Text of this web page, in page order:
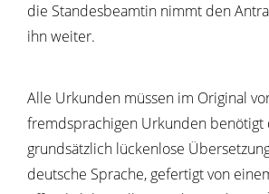
die Standesbeamtin nimmt den
ihn weiter.
Alle Urkunden müssen im Original
fremdsprachigen Urkunden benötigt
grundsätzlich lückenlose
deutsche Sprache, gefertigt von